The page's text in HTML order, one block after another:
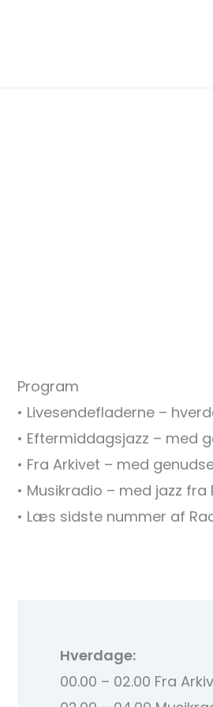
Program
• Livesendefladerne –
• Eftermiddagsjazz – med
• Fra Arkivet – med
• Musikradio – med jazz
• Læs sidste nummer af
Hverdage:
00.00 – 02.00 Fra